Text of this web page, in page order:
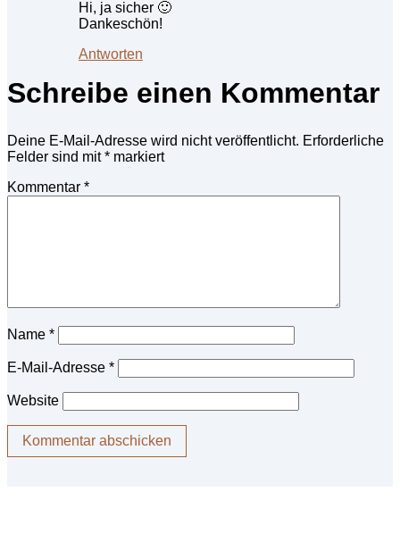
Hi, ja sicher 🙂
Dankeschön!
Antworten
Schreibe einen Kommentar
Deine E-Mail-Adresse wird nicht veröffentlicht. Erforderliche
Felder sind mit* markiert
Kommentar *
Name *
E-Mail-Adresse *
Website